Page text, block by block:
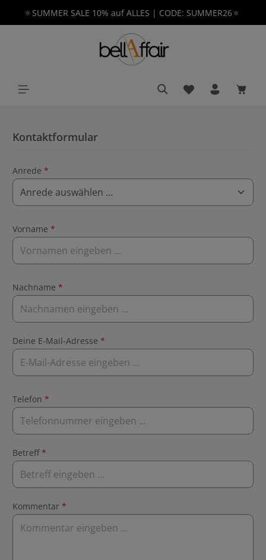
springen
🔅SUMMER SALE 10% auf ALLES | CODE: SUMMER26🔅
Du hast 0
Kontaktformular
Anrede *
Vorname *
Nachname *
Deine E-Mail-Adresse *
Telefon *
Betreff*
Kommentar *